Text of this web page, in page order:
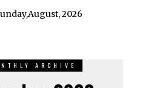
2026
ARCHIVE